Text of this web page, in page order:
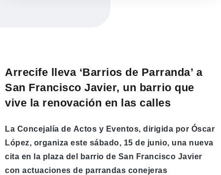
Arrecife lleva ‘Barrios de Parranda’ a
San Francisco Javier, un barrio que
vive la renovación en las calles
La Concejalía de Actos y Eventos, dirigida por Óscar
López, organiza este sábado, 15 de junio, una nueva
cita en la plaza del barrio de San Francisco Javier
con actuaciones de parrandas conejeras